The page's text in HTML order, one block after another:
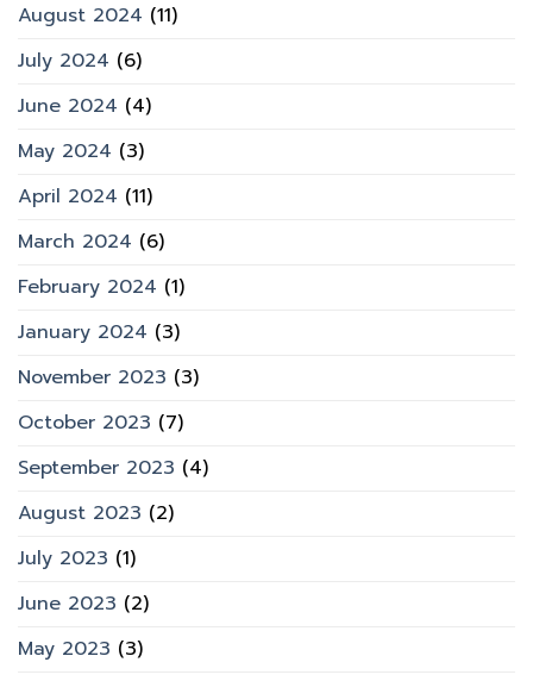
August 2024 (11)
July 2024 (6)
June 2024 (4)
May 2024 (3)
April 2024 (11)
March 2024 (6)
February 2024 (1)
January 2024 (3)
November 2023 (3)
October 2023 (7)
September 2023 (4)
August 2023 (2)
July 2023 (1)
June 2023 (2)
May 2023 (3)